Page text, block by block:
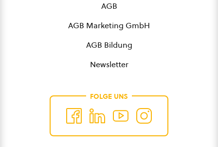
AGB
AGB Marketing GmbH
AGB Bildung
Newsletter
FOLGE UNS